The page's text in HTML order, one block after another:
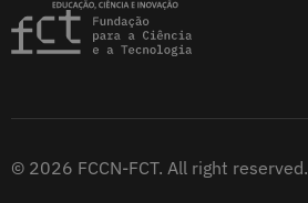
© 2026 FCCN-FCT. All right reserved.